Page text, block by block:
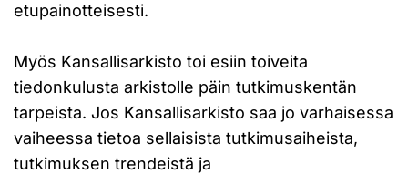
etupainotteisesti.
Myös Kansallisarkisto toi esiin toiveita
tiedonkulusta arkistolle päin tutkimuskentän
tarpeista. Jos Kansallisarkisto saa jo varhaisessa
vaiheessa tietoa sellaisista tutkimusaiheista,
tutkimuksen trendeistä ja